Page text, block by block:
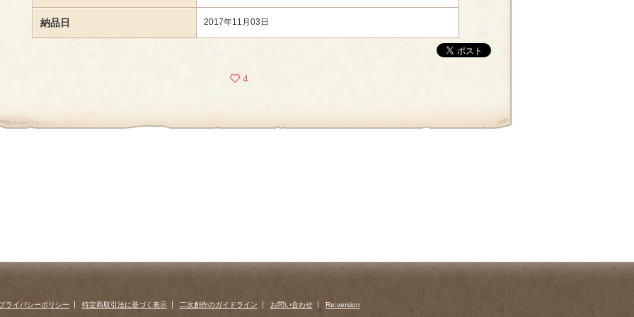
納品日 2017年11月03日
4
ライバシーポリシー 特定商取引法に基づく表示 二次創作のガイドライン お問い合わせ Re:version